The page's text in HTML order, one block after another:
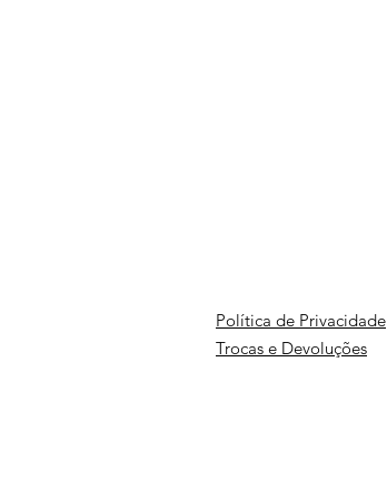
Política de Privacidade
Trocas e Devoluções